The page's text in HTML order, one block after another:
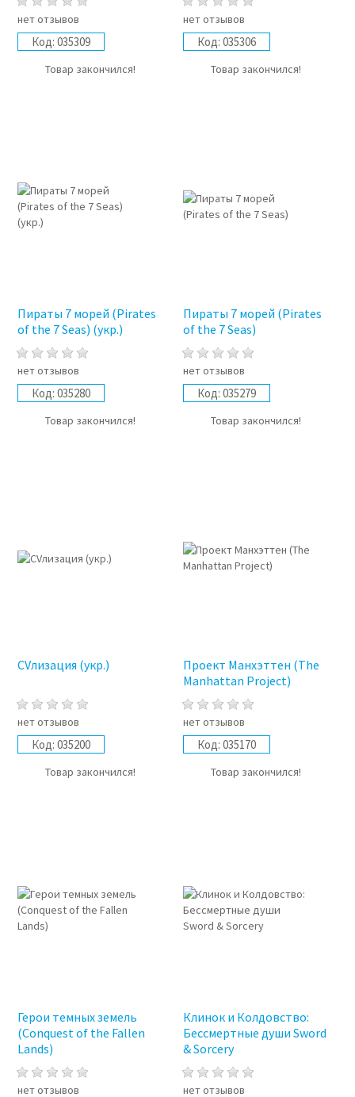
нет отзывов
Код: 035309
Товар закончился!
нет отзывов
Код: 035306
Товар закончился!
Пираты 7 морей (Pirates
of the 7 Seas) (укр.)
нет отзывов
Код: 035280
Товар закончился!
Пираты 7 морей (Pirates
of the 7 Seas)
нет отзывов
Код: 035279
Товар закончился!
CVлизация (укр.)
нет отзывов
Код: 035200
Товар закончился!
Проект Манхэттен (The
Manhattan Project)
нет отзывов
Код: 035170
Товар закончился!
Герои темных земель
(Conquest of the Fallen
Lands)
нет отзывов
Клинок и Колдовство:
Бессмертные души Sword
& Sorcery
нет отзывов